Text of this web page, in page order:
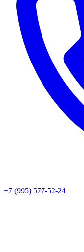
+7 (995) 577-52-24